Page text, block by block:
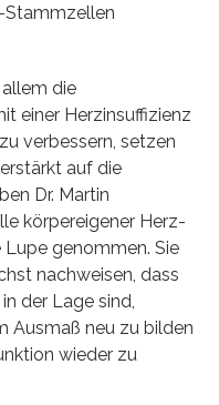
Stammzellen
die
einer Herzinsuffizienz
verbessern, setzen
auf die
Dr. Martin
körpereigener Herz-
genommen. Sie
nachweisen, dass
der Lage sind,
Ausmaß neu zu bilden
wieder zu